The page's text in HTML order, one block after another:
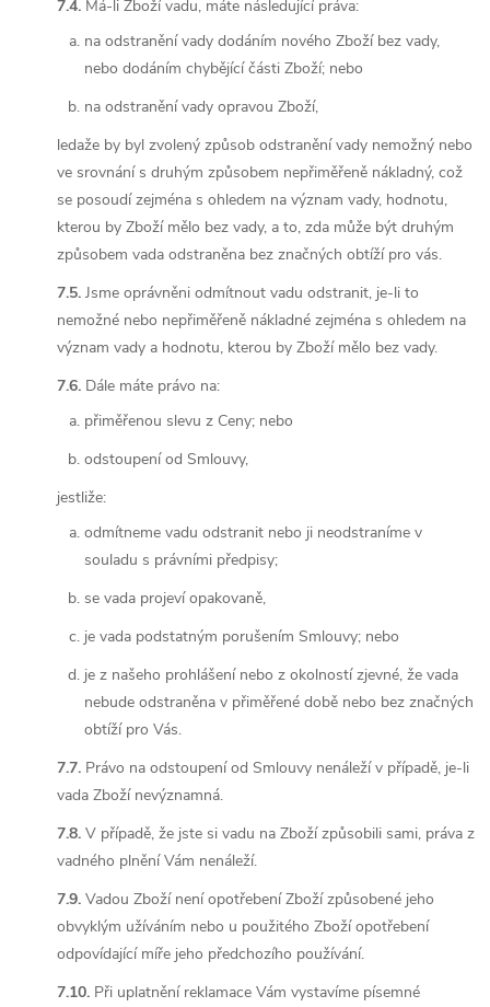
7.4. Má-li Zboží vadu, máte následující práva:
na odstranění vady dodáním nového Zboží bez vady,
nebo dodáním chybějící části Zboží; nebo
na odstranění vady opravou Zboží,
ledaže by byl zvolený způsob odstranění vady nemožný nebo
ve srovnání s druhým způsobem nepřiměřeně nákladný, což
se posoudí zejména s ohledem na význam vady, hodnotu,
kterou by Zboží mělo bez vady, a to, zda může být druhým
způsobem vada odstraněna bez značných obtíží pro vás.
7.5. Jsme oprávněni odmítnout vadu odstranit, je-li to
nemožné nebo nepřiměřeně nákladné zejména s ohledem na
význam vady a hodnotu, kterou by Zboží mělo bez vady.
7.6. Dále máte právo na:
přiměřenou slevu z Ceny; nebo
odstoupení od Smlouvy,
jestliže:
odmítneme vadu odstranit nebo ji neodstraníme v
souladu s právními předpisy;
se vada projeví opakovaně,
je vada podstatným porušením Smlouvy; nebo
je z našeho prohlášení nebo z okolností zjevné, že vada
nebude odstraněna v přiměřené době nebo bez značných
obtíží pro Vás.
7.7. Právo na odstoupení od Smlouvy nenáleží v případě, je-li
vada Zboží nevýznamná.
7.8. V případě, že jste si vadu na Zboží způsobili sami, práva z
vadného plnění Vám nenáleží.
7.9. Vadou Zboží není opotřebení Zboží způsobené jeho
obvyklým užíváním nebo u použitého Zboží opotřebení
odpovídající míře jeho předchozího používání.
7.10. Při uplatnění reklamace Vám vystavíme písemné